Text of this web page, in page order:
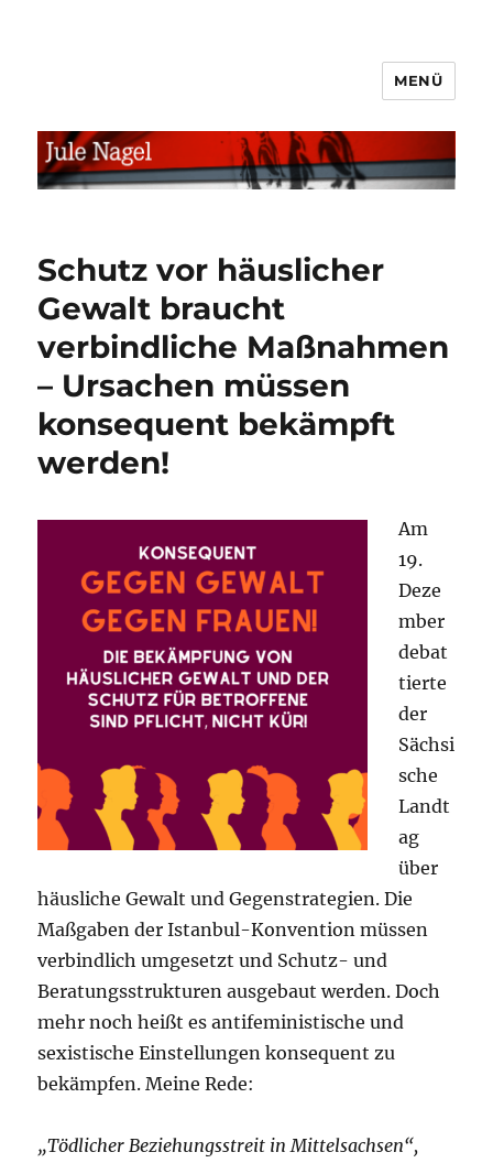
MENÜ
Schutz vor häuslicher
Gewalt braucht
verbindliche Maßnahmen
– Ursachen müssen
konsequent bekämpft
werden!
Am
19.
Deze
mber
debat
tierte
der
Sächsi
sche
Landt
ag
über
häusliche Gewalt und Gegenstrategien. Die
Maßgaben der Istanbul-Konvention müssen
verbindlich umgesetzt und Schutz- und
Beratungsstrukturen ausgebaut werden. Doch
mehr noch heißt es antifeministische und
sexistische Einstellungen konsequent zu
bekämpfen. Meine Rede:
„Tödlicher Beziehungsstreit in Mittelsachsen“,